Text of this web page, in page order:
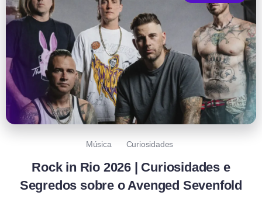
Música Curiosidades
Rock in Rio 2026 | Curiosidades e
Segredos sobre o Avenged Sevenfold